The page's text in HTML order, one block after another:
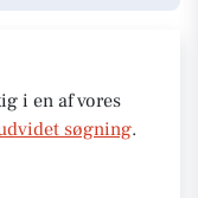
i en af vores
søgning.